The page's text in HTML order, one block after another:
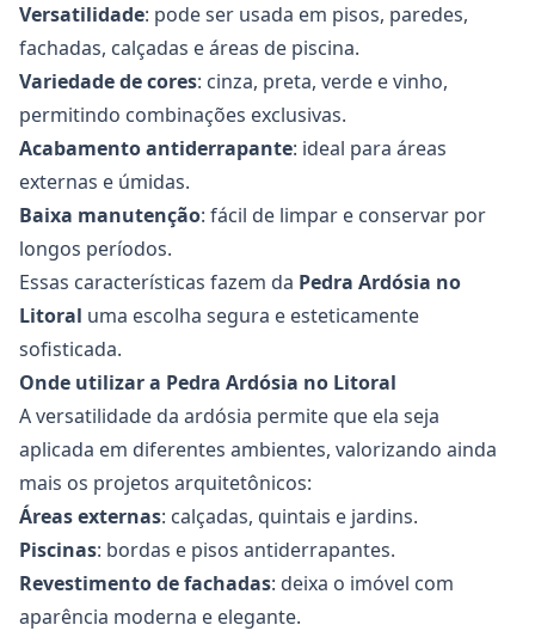
Versatilidade: pode ser usada em pisos, paredes,
fachadas, calçadas e áreas de piscina.
Variedade de cores: cinza, preta, verde e vinho,
permitindo combinações exclusivas.
Acabamento antiderrapante: ideal para áreas
externas e úmidas.
Baixa manutenção: fácil de limpar e conservar por
longos períodos.
Essas características fazem da Pedra Ardósia no
Litoral uma escolha segura e esteticamente
sofisticada.
Onde utilizar a Pedra Ardósia no Litoral
A versatilidade da ardósia permite que ela seja
aplicada em diferentes ambientes, valorizando ainda
mais os projetos arquitetônicos:
Áreas externas: calçadas, quintais e jardins.
Piscinas: bordas e pisos antiderrapantes.
Revestimento de fachadas: deixa o imóvel com
aparência moderna e elegante.